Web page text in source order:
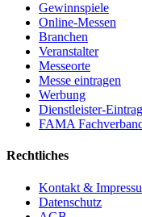
Gewinnspiele
Online-Messen
Branchen
Veranstalter
Messeorte
Messe eintragen
Werbung
Dienstleister-Eintrag
FAMA
Rechtliches
Kontakt &
Datenschutz